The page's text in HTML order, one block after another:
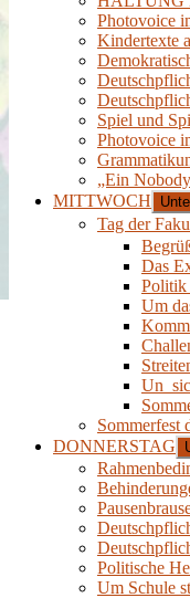
Photovoice
Kindertexte
Spiel und
Photovoice
„Ein
MITTWOCH
Tag der
Das
Politik
Um
Sommerfest
DONNERSTAG
Politische
Um Schule